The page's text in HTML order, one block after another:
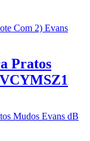
Pratos